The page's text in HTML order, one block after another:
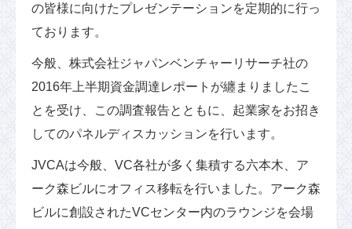
の皆様に向けたプレゼンテーションを定期的に行っ
ております。
今般、株式会社ジャパンベンチャーリサーチ社の
2016年上半期資金調達レポートが纏まりましたこ
とを受け、この調査報告とともに、起業家をお招き
してのパネルディスカッションを行います。
JVCAは今般、VC各社が多く集積する六本木、ア
ーク森ビルにオフィス移転を行いました。アーク森
ビルに創設されたVCセンター内のラウンジを会場